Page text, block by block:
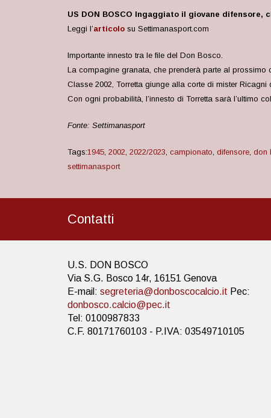
US DON BOSCO Ingaggiato il giovane difensore,
Leggi l’articolo su Settimanasport.com
Importante innesto tra le file del Don Bosco.
La compagine granata, che prenderà parte al prossimo
Classe 2002, Torretta giunge alla corte di mister
Con ogni probabilità, l’innesto di Torretta sarà l’ultimo
Fonte: Settimanasport
Tags:1945, 2002, 2022/2023, campionato, difensore, don
settimanasport
Contatti
U.S. DON BOSCO
Via S.G. Bosco 14r, 16151 Genova
E-mail: segreteria@donboscocalcio.it Pec:
donbosco.calcio@pec.it
Tel: 0100987833
C.F. 80171760103 - P.IVA: 03549710105